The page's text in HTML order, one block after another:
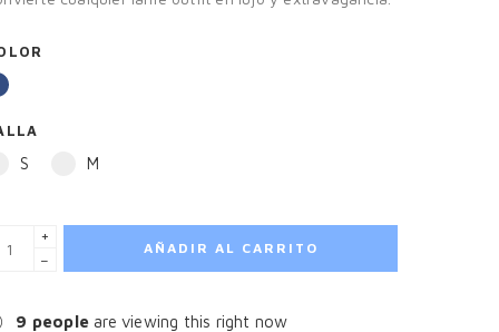
S M
+
−
AÑADIR AL CARRITO
11 people are viewing this right now